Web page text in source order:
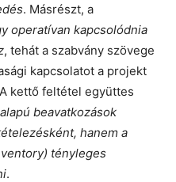
. Másrészt, a
operatívan kapcsolódnia
, tehát a szabvány szövege
kapcsolatot a projekt
kettő feltétel együttes
beavatkozások
hanem a
tényleges
.